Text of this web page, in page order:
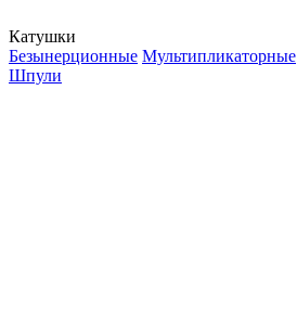
Катушки
Безынерционные Мультипликаторные
Шпули